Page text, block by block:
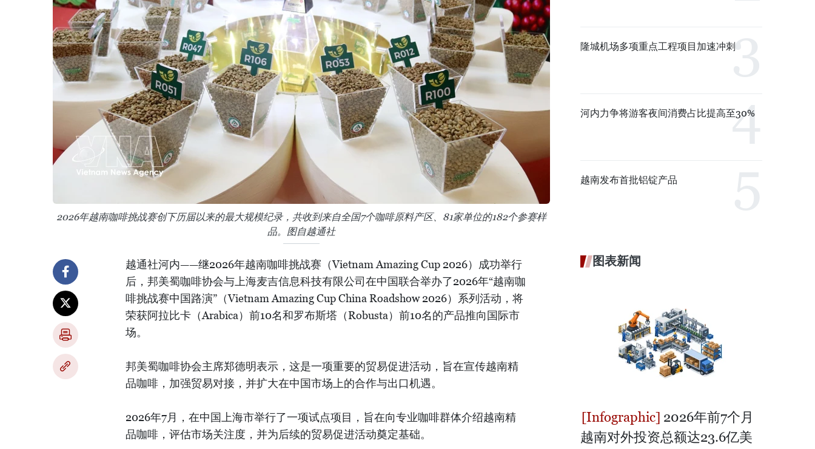
2026年越南咖啡挑战赛创下历届以来的最大规模纪录，共收到来自全国7个咖啡原料产区、81家单位的182个参赛样
品。图自越通社
越通社河内——继2026年越南咖啡挑战赛（Vietnam Amazing Cup 2026）成功举行
后，邦美蜀咖啡协会与上海麦吉信息科技有限公司在中国联合举办了2026年“越南咖
啡挑战赛中国路演”（Vietnam Amazing Cup China Roadshow 2026）系列活动，将
荣获阿拉比卡（Arabica）前10名和罗布斯塔（Robusta）前10名的产品推向国际市
场。
邦美蜀咖啡协会主席郑德明表示，这是一项重要的贸易促进活动，旨在宣传越南精
品咖啡，加强贸易对接，并扩大在中国市场上的合作与出口机遇。
2026年7月，在中国上海市举行了一项试点项目，旨在向专业咖啡群体介绍越南精
品咖啡，评估市场关注度，并为后续的贸易促进活动奠定基础。
隆城机场多项重点工程项目加速冲刺
河内力争将游客夜间消费占比提高至30%
越南发布首批铝锭产品
图表新闻
2026年前7个月
越南对外投资总额达23.6亿美